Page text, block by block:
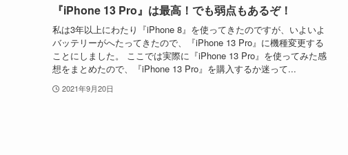
『iPhone 13 Pro』は最高！でも弱点もあるぞ！
私は3年以上にわたり『iPhone 8』を使ってきたのですが、いよいよ
バッテリーがへたってきたので、『iPhone 13 Pro』に機種変更する
ことにしました。 ここでは実際に『iPhone 13 Pro』を使ってみた感
想をまとめたので、『iPhone 13 Pro』を購入するか迷って...
2021年9月20日